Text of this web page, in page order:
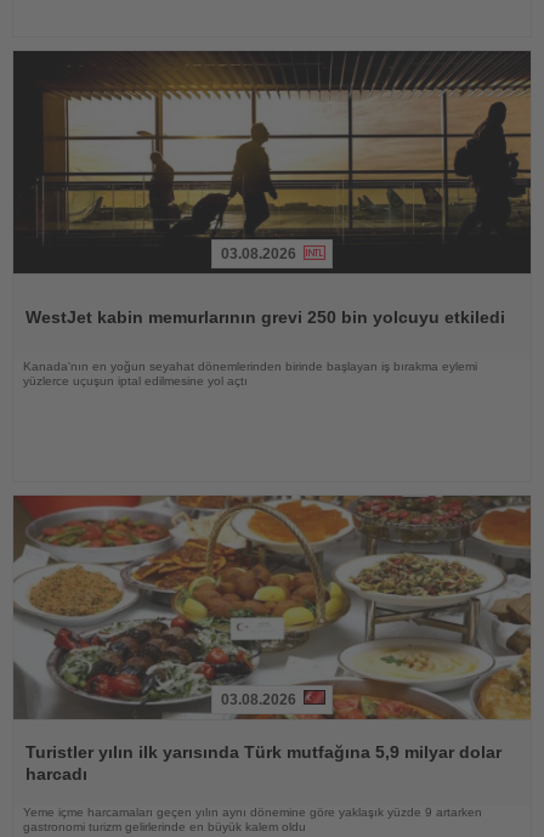
03.08.2026
WestJet kabin memurlarının grevi 250 bin yolcuyu etkiledi
Kanada'nın en yoğun seyahat dönemlerinden birinde başlayan iş bırakma eylemi
yüzlerce uçuşun iptal edilmesine yol açtı
Oku
03.08.2026
Turistler yılın ilk yarısında Türk mutfağına 5,9 milyar dolar
harcadı
Yeme içme harcamaları geçen yılın aynı dönemine göre yaklaşık yüzde 9 artarken
gastronomi turizm gelirlerinde en büyük kalem oldu